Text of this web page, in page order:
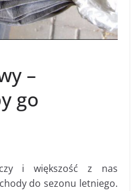
–
go
i większość z nas
do sezonu letniego.